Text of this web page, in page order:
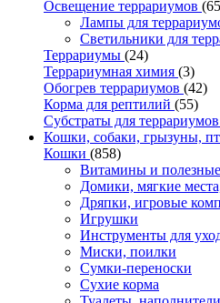
Освещение террариумов
Лампы для
Светильники для
Террариумы (24)
Террариумная химия (3)
Обогрев террариумов (42)
Корма для рептилий (55)
Субстраты для террариумов
Кошки, собаки, грызуны,
Кошки (858)
Витамины и
Домики, мягкие
Дряпки, игровые
Игрушки
Инструменты для
Миски, поилки
Сумки-переноски
Сухие корма